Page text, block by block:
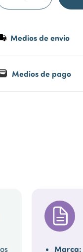
Medios de envío
Medios de pago
Marca: